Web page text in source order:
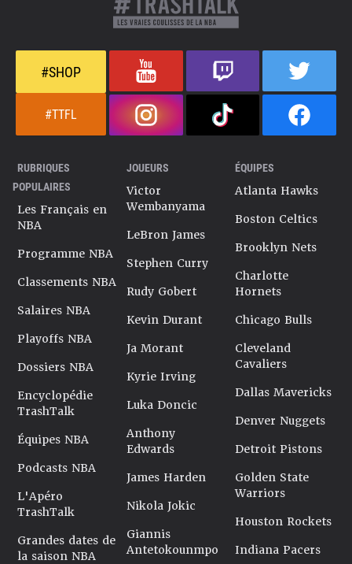
#SHOP
#TTFL
RUBRIQUES
POPULAIRES
Les Français en
NBA
Programme NBA
Classements NBA
Salaires NBA
Playoffs NBA
Dossiers NBA
Encyclopédie
TrashTalk
Équipes NBA
Podcasts NBA
L'Apéro
TrashTalk
Grandes dates de
la saison NBA
JOUEURS
Victor
Wembanyama
LeBron James
Stephen Curry
Rudy Gobert
Kevin Durant
Ja Morant
Kyrie Irving
Luka Doncic
Anthony
Edwards
James Harden
Nikola Jokic
Giannis
Antetokounmpo
ÉQUIPES
Atlanta Hawks
Boston Celtics
Brooklyn Nets
Charlotte
Hornets
Chicago Bulls
Cleveland
Cavaliers
Dallas Mavericks
Denver Nuggets
Detroit Pistons
Golden State
Warriors
Houston Rockets
Indiana Pacers